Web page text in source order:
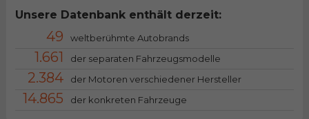
Unsere Datenbank enthält derzeit:
49 weltberühmte Autobrands
1.661 der separaten Fahrzeugsmodelle
2.384 der Motoren verschiedener Hersteller
14.865 der konkreten Fahrzeuge